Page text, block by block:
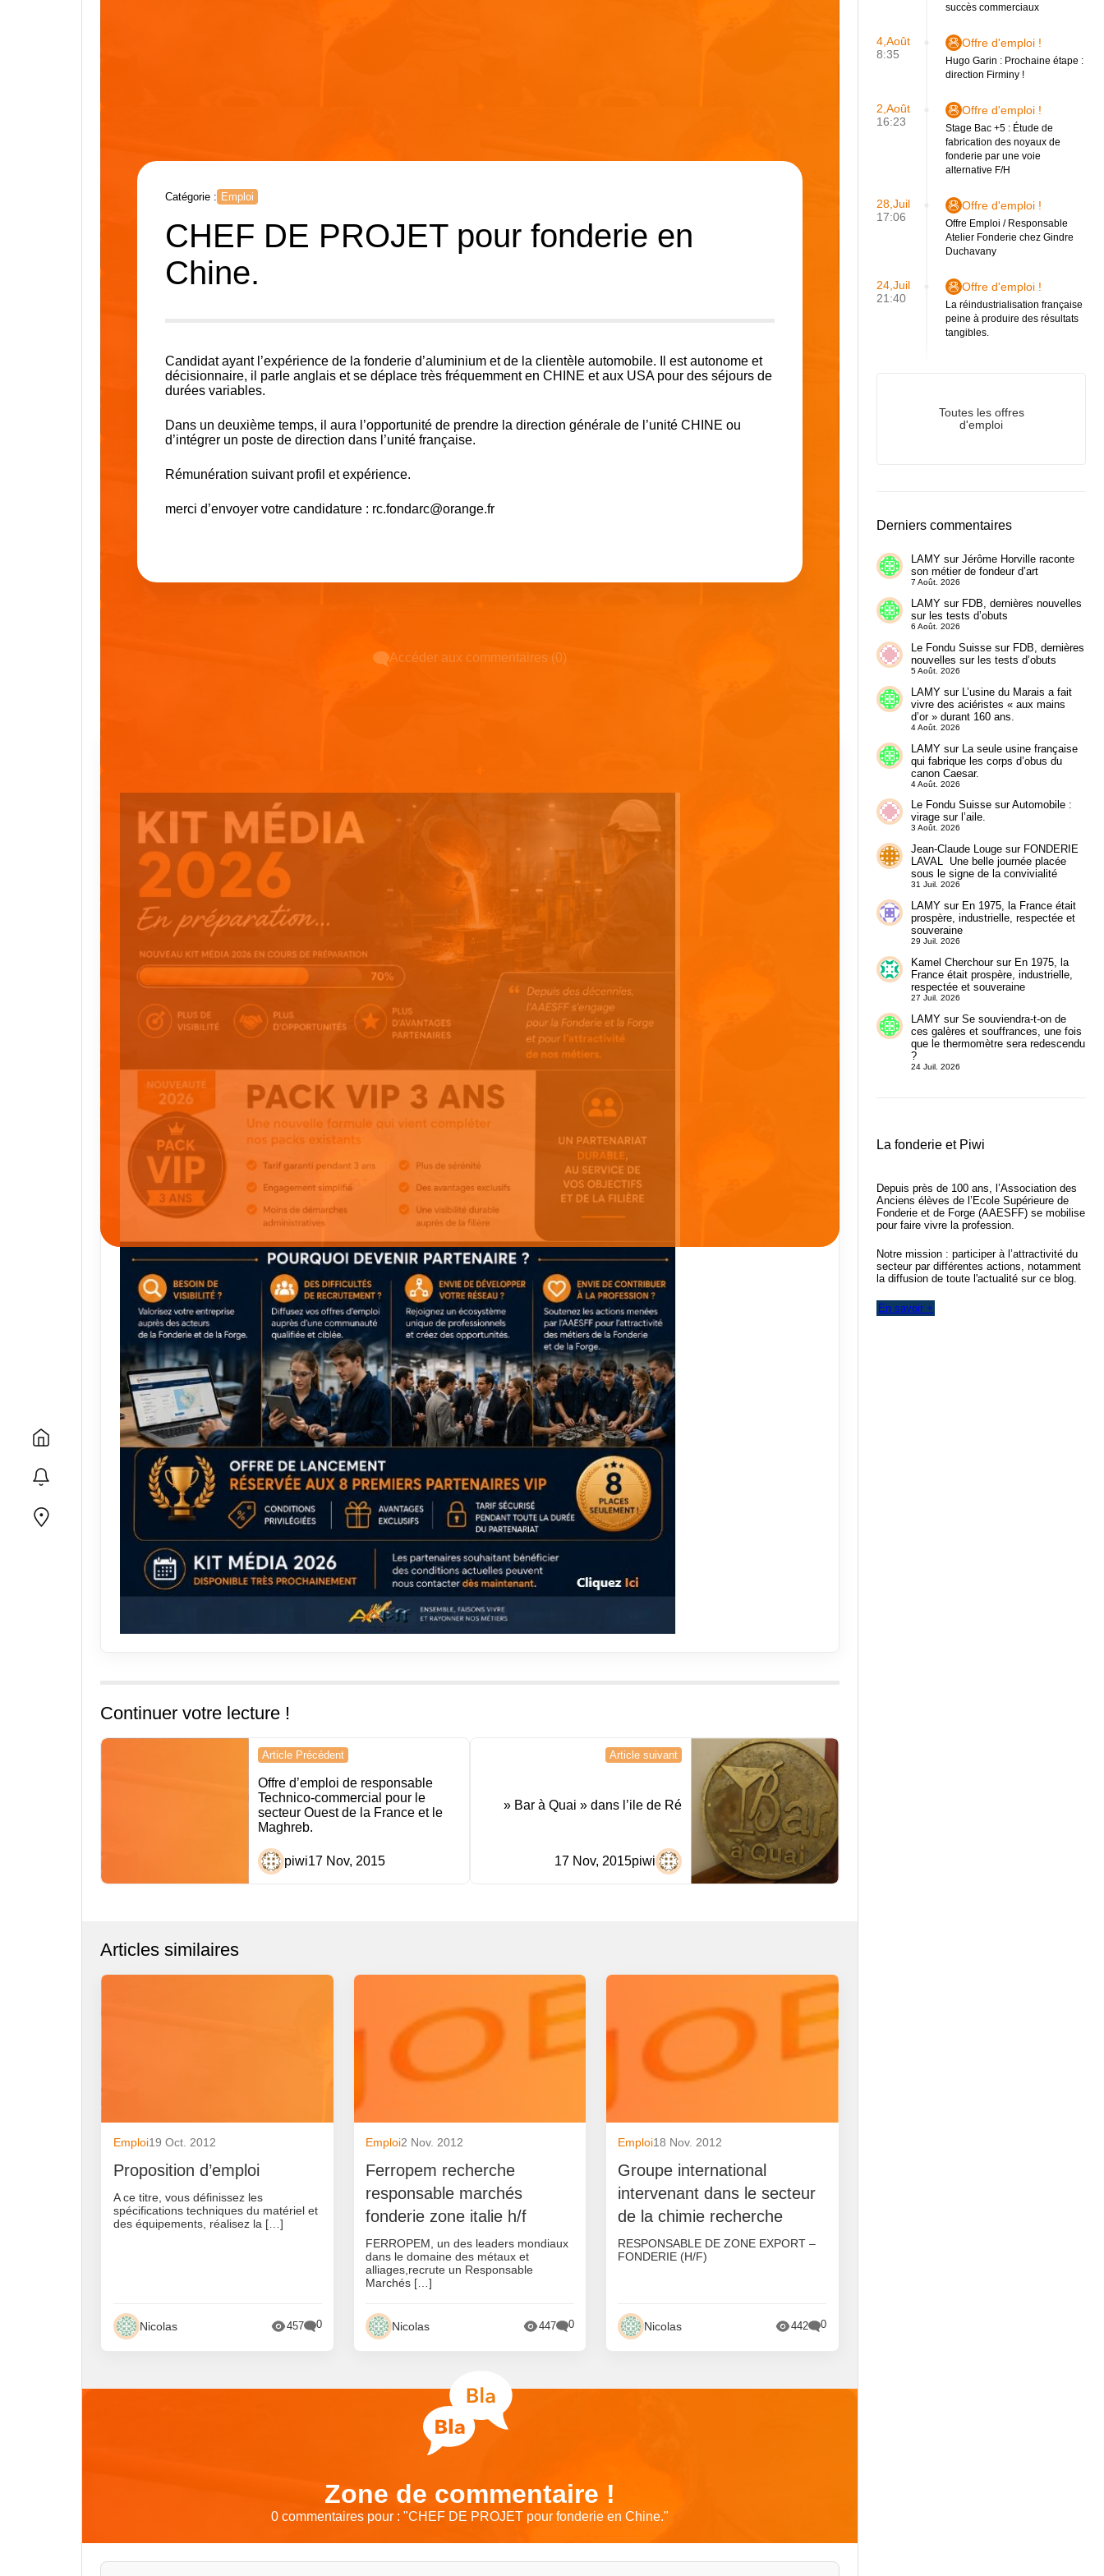
Catégorie : Emploi
CHEF DE PROJET pour fonderie en
Chine.
Candidat ayant l’expérience de la fonderie d’aluminium et de la clientèle automobile. Il est autonome et
décisionnaire, il parle anglais et se déplace très fréquemment en CHINE et aux USA pour des séjours de
durées variables.
Dans un deuxième temps, il aura l’opportunité de prendre la direction générale de l’unité CHINE ou
d’intégrer un poste de direction dans l’unité française.
Rémunération suivant profil et expérience.
merci d’envoyer votre candidature : rc.fondarc@orange.fr
Accéder aux commentaires (0)
Continuer votre lecture !
Navigation
de
Article Précédent
Offre d’emploi de responsable
Technico-commercial pour le
secteur Ouest de la France et le
Maghreb.
piwi17 Nov, 2015
Article suivant
» Bar à Quai » dans l’ile de Ré
piwi
17 Nov, 2015
Articles similaires
Emploi19 Oct. 2012
Proposition d’emploi
A ce titre, vous définissez les
spécifications techniques du matériel et
des équipements, réalisez la […]
Nicolas 457 0
Emploi2 Nov. 2012
Ferropem recherche
responsable marchés
fonderie zone italie h/f
FERROPEM, un des leaders mondiaux
dans le domaine des métaux et
alliages,recrute un Responsable
Marchés […]
Nicolas 447 0
Emploi18 Nov. 2012
Groupe international
intervenant dans le secteur
de la chimie recherche
RESPONSABLE DE ZONE EXPORT –
FONDERIE (H/F)
Nicolas 442 0
Zone de commentaire !
0 commentaires pour : "CHEF DE PROJET pour fonderie en Chine."
succès commerciaux
4,Août
8:35
Offre d'emploi !
Hugo Garin : Prochaine étape :
direction Firminy !
2,Août
16:23
Offre d'emploi !
Stage Bac +5 : Étude de
fabrication des noyaux de
fonderie par une voie
alternative F/H
28,Juil
17:06
Offre d'emploi !
Offre Emploi / Responsable
Atelier Fonderie chez Gindre
Duchavany
24,Juil
21:40
Offre d'emploi !
La réindustrialisation française
peine à produire des résultats
tangibles.
Toutes les offres
d'emploi
Derniers commentaires
LAMYsur Jérôme Horville raconte
son métier de fondeur d’art
7 Août. 2026
LAMYsur FDB, dernières nouvelles
sur les tests d’obuts
6 Août. 2026
Le Fondu Suissesur FDB, dernières
nouvelles sur les tests d’obuts
5 Août. 2026
LAMYsur L’usine du Marais a fait
vivre des aciéristes « aux mains
d’or » durant 160 ans.
4 Août. 2026
LAMYsur La seule usine française
qui fabrique les corps d’obus du
canon Caesar.
4 Août. 2026
Le Fondu SuissesurAutomobile :
virage sur l’aile.
3 Août. 2026
Jean-Claude Lougesur FONDERIE
LAVAL Une belle journée placée
sous le signe de la convivialité
31 Juil. 2026
LAMYsur En 1975, la France était
prospère, industrielle, respectée et
souveraine
29 Juil. 2026
Kamel Cherchoursur En 1975, la
France était prospère, industrielle,
respectée et souveraine
27 Juil. 2026
LAMYsur Se souviendra-t-on de
ces galères et souffrances, une fois
que le thermomètre sera redescendu
?
24 Juil. 2026
La fonderie et Piwi
Depuis près de 100 ans, l’Association des
Anciens élèves de l’Ecole Supérieure de
Fonderie et de Forge (AAESFF) se mobilise
pour faire vivre la profession.
Notre mission : participer à l’attractivité du
secteur par différentes actions, notamment
la diffusion de toute l'actualité sur ce blog.
En savoir +